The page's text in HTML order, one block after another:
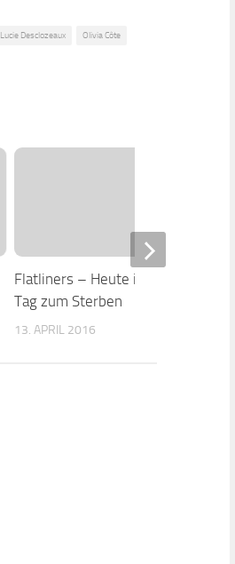
Lucie Desclozeaux Olivia Côte
Flatliners – Heute ist ein schöner
Tag zum Sterben
13. APRIL 2016